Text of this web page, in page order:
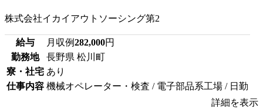
株式会社イカイアウトソーシング第2
給与 月収例282,000円
勤務地
長野県 松川町
寮・社宅 あり
仕事内容 機械オペレーター・検査 / 電子部品系工場 / 日勤
詳細を表示